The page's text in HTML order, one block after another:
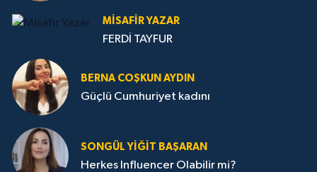
MISAFIR YAZAR
FERDİ TAYFUR
BERNA COŞKUN AYDIN
Güçlü Cumhuriyet kadını
SONGÜL YIĞIT BAŞARAN
Herkes Influencer Olabilir mi?